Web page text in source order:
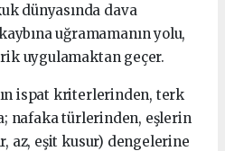
dünyasında dava
uğramamanın yolu,
uygulamaktan geçer.
ispat kriterlerinden, terk
nafaka türlerinden, eşlerin
az, eşit kusur) dengelerine